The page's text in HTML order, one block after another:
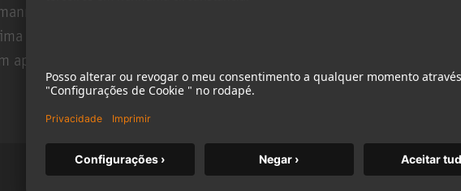
para
de
aplicações
Clip Mic System MCM
maior resolução e potência DSP.